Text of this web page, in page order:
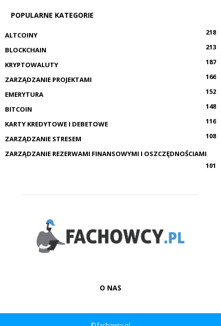
POPULARNE KATEGORIE
ALTCOINY
218
BLOCKCHAIN
213
KRYPTOWALUTY
187
ZARZĄDZANIE PROJEKTAMI
166
EMERYTURA
152
BITCOIN
148
KARTY KREDYTOWE I DEBETOWE
116
ZARZĄDZANIE STRESEM
108
ZARZĄDZANIE REZERWAMI FINANSOWYMI I OSZCZĘDNOŚCIAMI
101
O NAS